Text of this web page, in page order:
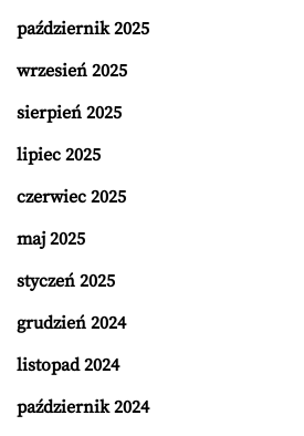
październik 2025
wrzesień 2025
sierpień 2025
lipiec 2025
czerwiec 2025
maj 2025
styczeń 2025
grudzień 2024
listopad 2024
październik 2024